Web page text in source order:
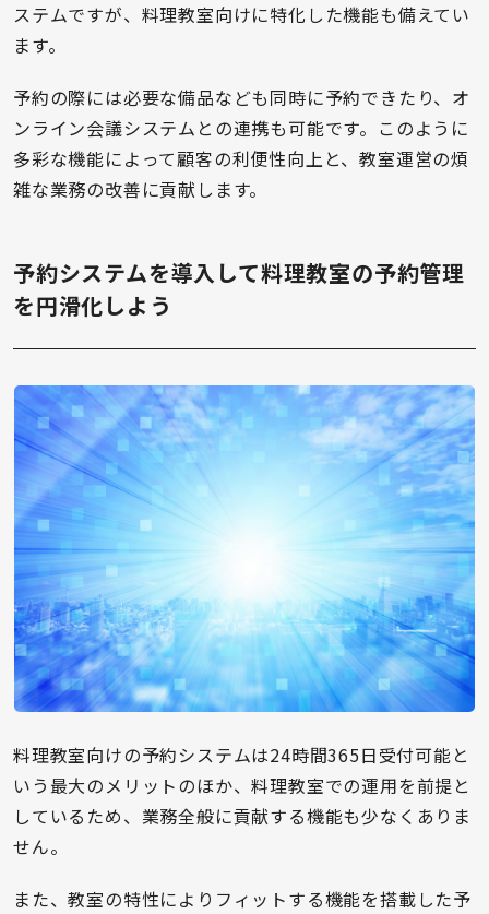
ステムですが、料理教室向けに特化した機能も備えてい
ます。
予約の際には必要な備品なども同時に予約できたり、オ
ンライン会議システムとの連携も可能です。このように
多彩な機能によって顧客の利便性向上と、教室運営の煩
雑な業務の改善に貢献します。
予約システムを導入して料理教室の予約管理
を円滑化しよう
料理教室向けの予約システムは24時間365日受付可能と
いう最大のメリットのほか、料理教室での運用を前提と
しているため、業務全般に貢献する機能も少なくありま
せん。
また、教室の特性によりフィットする機能を搭載した予